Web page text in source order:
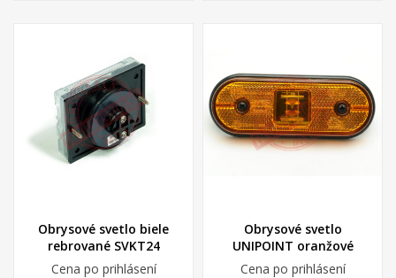
Obrysové svetlo biele
rebrované SVKT24
Cena po prihlásení
Obrysové svetlo
UNIPOINT oranžové
Cena po prihlásení